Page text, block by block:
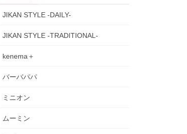
JIKAN STYLE -DAILY-
JIKAN STYLE -TRADITIONAL-
kenema＋
バーバパパ
ミニオン
ムーミン